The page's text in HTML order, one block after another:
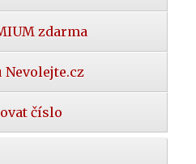
zdarma
Nevolejte.cz
číslo